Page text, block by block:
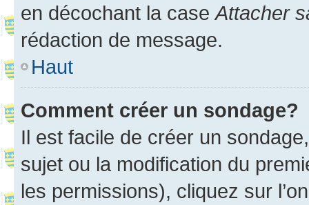
en décochant la case Attacher
rédaction de message.
Haut
Comment créer un sondage?
Il est facile de créer un
sujet ou la modification du
les permissions), cliquez sur